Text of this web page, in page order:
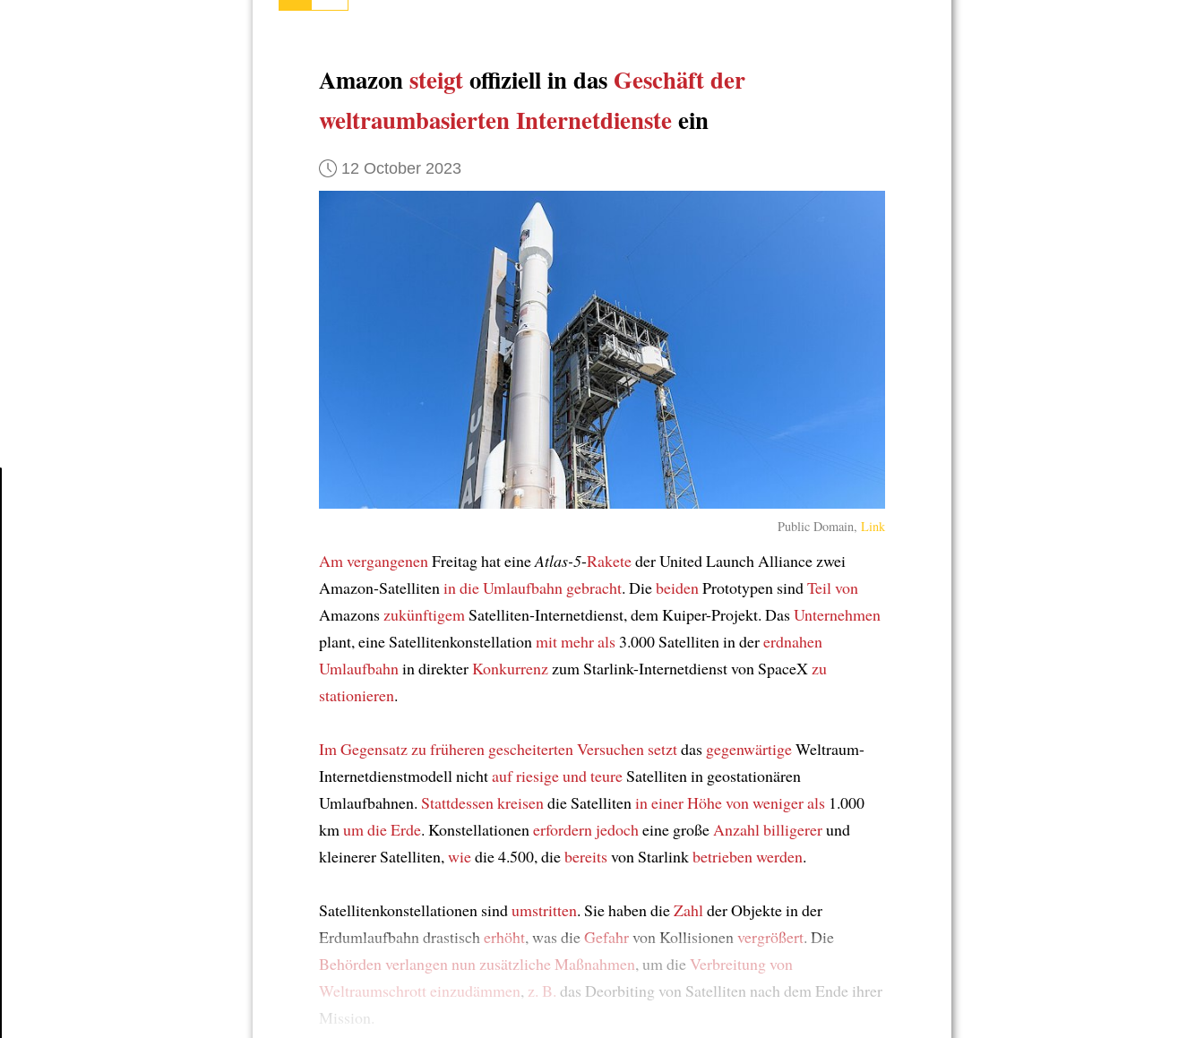
Amazonsteigtoffiziell in das Geschäftder
weltraumbasierten Internetdiensteein
12 October 2023
Public Domain, Link
Am vergangenenFreitag hat eineAtlas-5-Raketeder United Launch Alliance zwei
Amazon-Satellitenin die Umlaufbahn gebracht. DiebeidenPrototypen sindTeil von
AmazonszukünftigemSatelliten-Internetdienst, dem Kuiper-Projekt. DasUnternehmen
plant, eine Satellitenkonstellationmit mehr als 3.000 Satelliten in dererdnahen
Umlaufbahnin direkterKonkurrenzzum Starlink-Internetdienst von SpaceXzu
stationieren.
Im Gegensatz zufrüheren gescheiterten Versuchen setztdas gegenwärtigeWeltraum-
Internetdienstmodell nichtauf riesige und teureSatelliten in geostationären
Umlaufbahnen. Stattdessenkreisendie Satellitenin einer Höhevon weniger als 1.000
kmum die Erde. Konstellationenerfordernjedocheine großeAnzahl billigererund
kleinerer Satelliten,wiedie 4.500, diebereitsvon Starlinkbetrieben werden.
Satellitenkonstellationen sindumstritten. Sie haben dieZahlder Objekte in der
Erdumlaufbahn drastischerhöht, was dieGefahrvon Kollisionenvergrößert. Die
Behörden verlangen nun zusätzliche Maßnahmen, um dieVerbreitung von
Weltraumschrott einzudämmen, z. B. das Deorbiting von Satelliten nach dem Ende ihrer
Mission.